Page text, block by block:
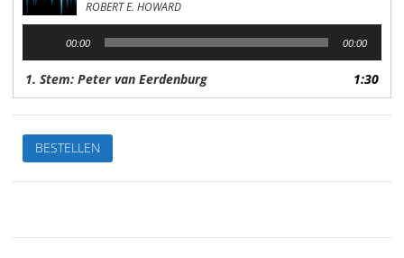
ROBERT E. HOWARD
00:00 00:00
1. Stem: Peter van Eerdenburg 1:30
Conan
de
BarbaarDe
de
BESTELLEN